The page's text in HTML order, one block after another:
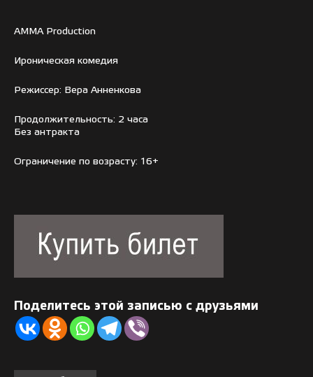
AMMA Production
Ироническая комедия
Режиссер: Вера Анненкова
Продолжительность: 2 часа
Без антракта
Ограничение по возрасту: 16+
Поделитесь этой записью с друзьями